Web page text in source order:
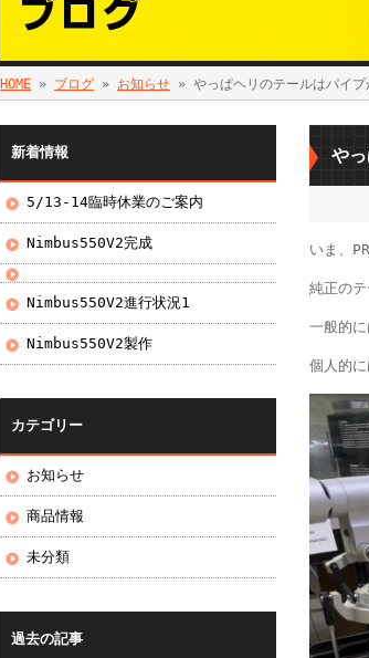
HOME » ブログ » お知らせ » やっぱヘリのテールはパイプ
や
いま、
純正の
一般的
個人的
新着情報
5/13-14臨時休業のご案内
Nimbus550V2完成
Nimbus550V2進行状況1
Nimbus550V2製作
カテゴリー
お知らせ
商品情報
未分類
過去の記事